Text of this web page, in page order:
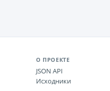
О ПРОЕКТЕ
JSON API
Исходники